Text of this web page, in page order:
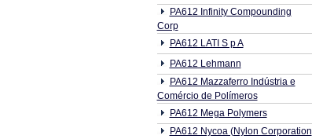
PA612 Infinity Compounding
Corp
PA612 LATI S p A
PA612 Lehmann
PA612 Mazzaferro Indústria e
Comércio de Polímeros
PA612 Mega Polymers
PA612 Nycoa (Nylon Corporation